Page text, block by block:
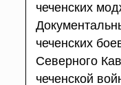
чеченских
чеченских
Северного
чеченской